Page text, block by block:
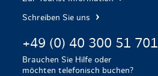
Schreiben Sie uns
+49 (0) 40 300 51 701
Brauchen Sie Hilfe oder
möchten telefonisch buchen?